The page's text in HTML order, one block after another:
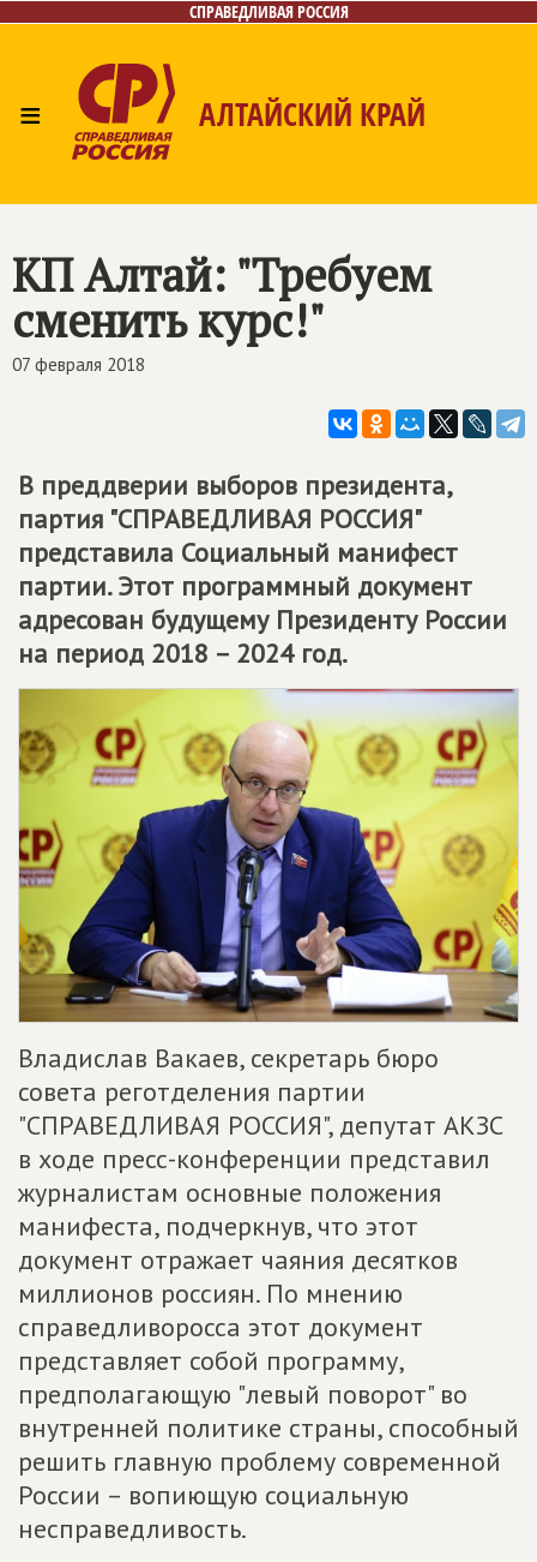
СПРАВЕДЛИВАЯ РОССИЯ
≡ АЛТАЙСКИЙ КРАЙ
Контакты
КП Алтай: "Требуем
сменить курс!"
07 февраля 2018
В преддверии выборов президента,
партия "СПРАВЕДЛИВАЯ РОССИЯ"
представила Социальный манифест
партии. Этот программный документ
адресован будущему Президенту России
на период 2018 – 2024 год.
Владислав Вакаев, секретарь бюро
совета реготделения партии
"СПРАВЕДЛИВАЯ РОССИЯ", депутат АКЗС
в ходе пресс-конференции представил
журналистам основные положения
манифеста, подчеркнув, что этот
документ отражает чаяния десятков
миллионов россиян. По мнению
справедливоросса этот документ
представляет собой программу,
предполагающую "левый поворот" во
внутренней политике страны, способный
решить главную проблему современной
России – вопиющую социальную
несправедливость.